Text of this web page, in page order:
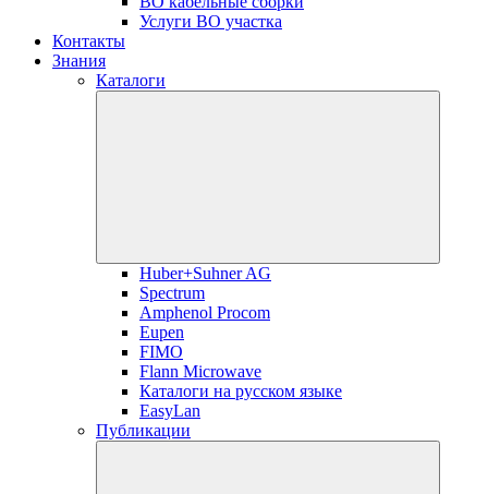
Услуги ВО участка
Контакты
Знания
Каталоги
Huber+Suhner AG
Spectrum
Amphenol Procom
Eupen
FIMO
Flann Microwave
Каталоги на русском языке
EasyLan
Публикации